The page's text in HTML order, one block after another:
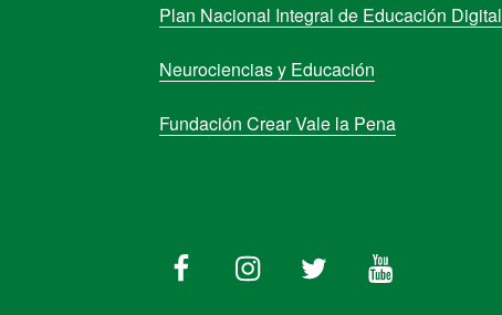
Plan Nacional Integral de Educación Digital
Neurociencias y Educación
Fundación Crear Vale la Pena